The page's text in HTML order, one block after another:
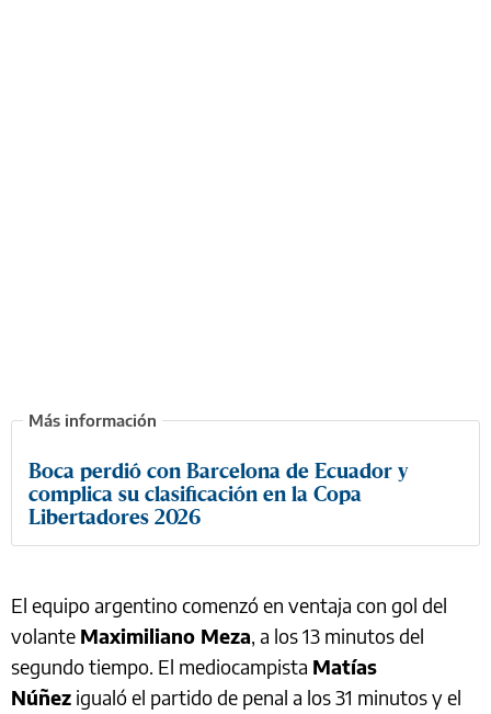
Boca perdió con Barcelona de Ecuador y
complica su clasificación en la Copa
Libertadores 2026
El equipo argentino comenzó en ventaja con gol del
volante Maximiliano Meza, a los 13 minutos del
segundo tiempo. El mediocampista Matías
Núñez igualó el partido de penal a los 31 minutos y el